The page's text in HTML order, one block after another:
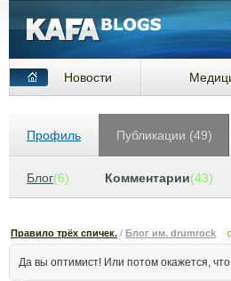
Новости
Профиль Публикации (49)
Блог(6) Комментарии(43)
Правило трёх спичек. / Блог им. drumrock
Да вы оптимист! Или потом окажется,